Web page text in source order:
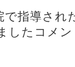
で指導され
したコメ